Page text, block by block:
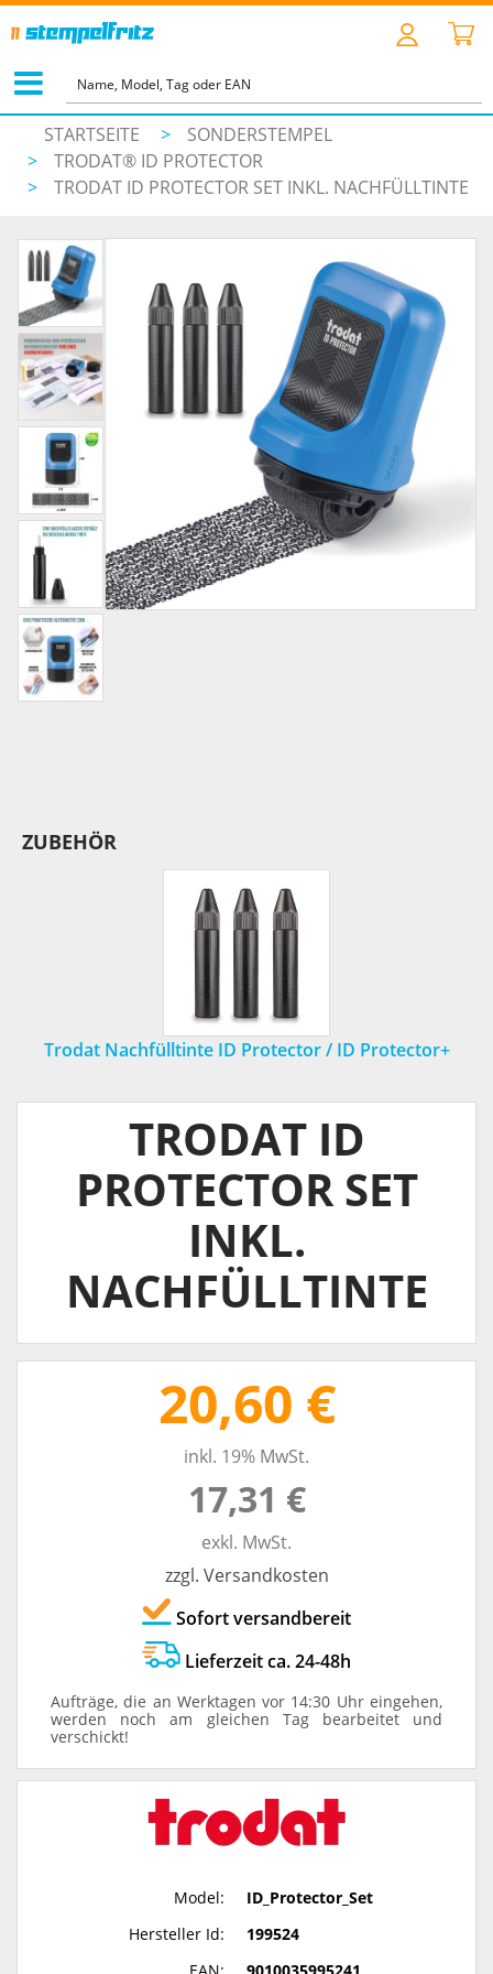
STARTSEITE >
SONDERSTEMPEL
>
TRODAT® ID PROTECTOR
>
TRODAT ID PROTECTOR SET INKL. NACHFÜLLTINTE
ZUBEHÖR
Trodat Nachfülltinte ID Protector / ID Protector+
TRODAT ID
PROTECTOR SET
INKL.
NACHFÜLLTINTE
20,60 €
inkl. 19% MwSt.
17,31 €
exkl. MwSt.
zzgl. Versandkosten
Sofort versandbereit
Lieferzeit ca. 24-48h
Aufträge, die an Werktagen vor 14:30 Uhr eingehen,
werden noch am gleichen Tag bearbeitet und
verschickt!
Model:
ID_Protector_Set
Hersteller Id:
199524